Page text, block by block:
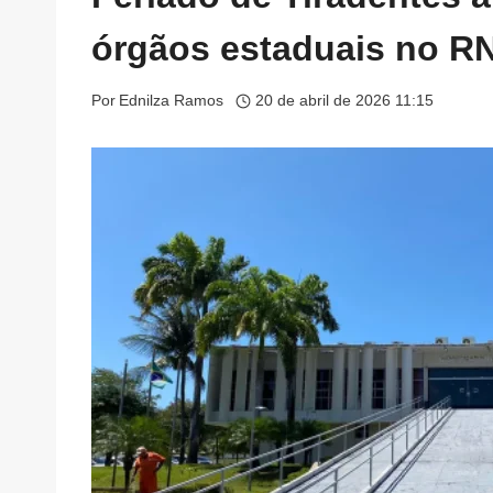
órgãos estaduais no
Por Ednilza Ramos 20 de abril de 2026 11:15